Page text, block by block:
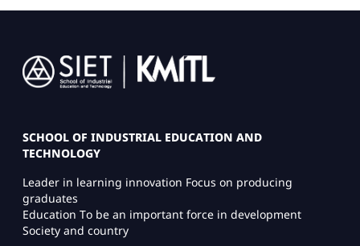
Image
SCHOOL OF INDUSTRIAL EDUCATION AND
TECHNOLOGY
Leader in learning innovation Focus on producing
graduates
Education To be an important force in development
Society and country